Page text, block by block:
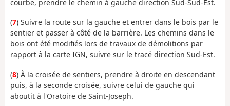
courbe, prendre le chemin à gauche direction Sud-Sud-Est.
(7) Suivre la route sur la gauche et entrer dans le bois par le
sentier et passer à côté de la barrière. Les chemins dans le
bois ont été modifiés lors de travaux de démolitions par
rapport à la carte IGN, suivre sur le tracé direction Sud-Est.
(8) À la croisée de sentiers, prendre à droite en descendant
puis, à la seconde croisée, suivre celui de gauche qui
aboutit à l'Oratoire de Saint-Joseph.